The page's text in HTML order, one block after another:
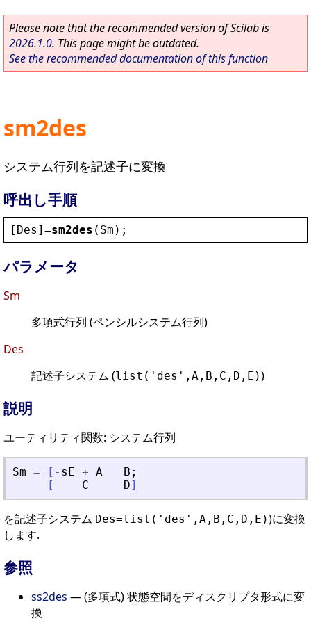
Please note that the recommended version of Scilab is
2026.1.0. This page might be outdated.
See the recommended documentation of this function
sm2des
システム行列を記述子に変換
呼出し手順
[ Des ]=sm2des ( Sm );
パラメータ
Sm
多項式行列 (ペンシルシステム行列)
Des
記述子システム (list('des',A,B,C,D,E))
説明
ユーティリティ関数: システム行列
Sm = [ - sE + A B ;
[
C D]
を記述子システム Des=list('des',A,B,C,D,E))に変換
します.
参照
ss2des — (多項式) 状態空間をディスクリプタ形式に変
換